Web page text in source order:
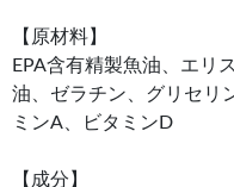
【原材料】
EPA含有精製魚油、エリ
油、ゼラチン、グリセリ
ミンA、ビタミンD
【成分】